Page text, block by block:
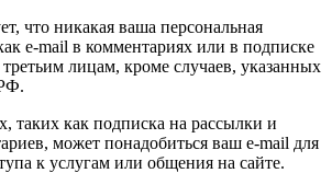
что никакая ваша персональная
e-mail в комментариях или в подписке
третьим лицам, кроме случаев, указанных
таких как подписка на рассылки и
может понадобиться ваш e-mail для
к услугам или общения на сайте.